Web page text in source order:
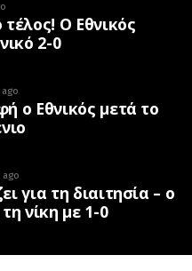
Ο Εθνικός
2-0
ago
ο Εθνικός μετά το
ago
για τη διαιτησία – ο
νίκη με 1-0